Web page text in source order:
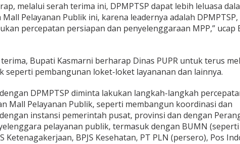
melalui serah terima ini, DPMPTSP dapat lebih leluasa
Pelayanan Publik ini, karena leadernya adalah
percepatan persiapan dan penyelenggaraan MPP,” ucap
terima, Bupati Kasmarni berharap Dinas PUPR untuk terus
seperti pembangunan loket-loket layananan dan lainnya.
DPMPTSP diminta lakukan langkah-langkah
Mall Pelayanan Publik, seperti membangun koordinasi dan
instansi pemerintah pusat, provinsi dan dengan
pelayanan publik, termasuk dengan BUMN (seperti
Ketenagakerjaan, BPJS Kesehatan, PT PLN (persero), Pos